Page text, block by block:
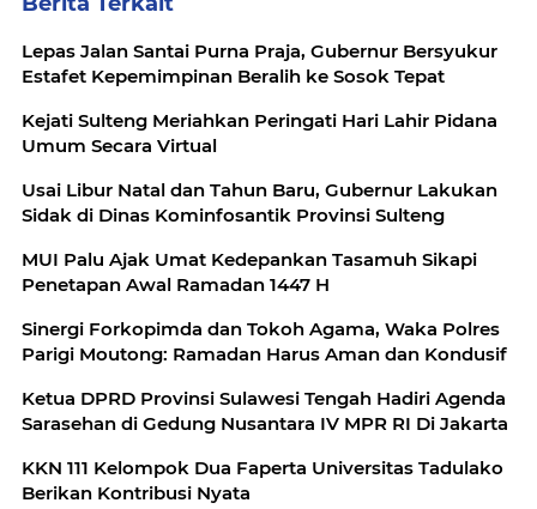
Lepas Jalan Santai Purna Praja, Gubernur Bersyukur
Estafet Kepemimpinan Beralih ke Sosok Tepat
Kejati Sulteng Meriahkan Peringati Hari Lahir Pidana
Umum Secara Virtual
Usai Libur Natal dan Tahun Baru, Gubernur Lakukan
Sidak di Dinas Kominfosantik Provinsi Sulteng
MUI Palu Ajak Umat Kedepankan Tasamuh Sikapi
Penetapan Awal Ramadan 1447 H
Sinergi Forkopimda dan Tokoh Agama, Waka Polres
Parigi Moutong: Ramadan Harus Aman dan Kondusif
Ketua DPRD Provinsi Sulawesi Tengah Hadiri Agenda
Sarasehan di Gedung Nusantara IV MPR RI Di Jakarta
KKN 111 Kelompok Dua Faperta Universitas Tadulako
Berikan Kontribusi Nyata